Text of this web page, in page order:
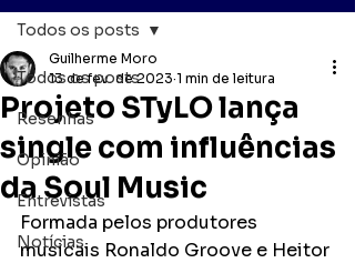
Todos os posts
Resenhas
Opinião
Entrevistas
Notícias
Todos os posts
Projeto STyLO lança
single com influências
da Soul Music
Guilherme Moro
13 de fev. de 2023 1 min de leitura
Formada pelos produtores
musicais Ronaldo Groove e Heitor